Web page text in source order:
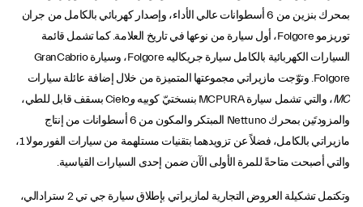
بمحرك بنزين من 6 أسطوانات عالي الأداء، وإصدار كهربائي بالكامل من جران
توريزمو Folgore، أول سيارة من نوعها في تاريخ العلامة. كما تشمل قائمة
السيارات الكهربائية بالكامل سيارة جريكاليه Folgore، وسيارة GranCabrio
Folgore. وتوّجت مازيراتي مجموعتها المتميزة من خلال إضافة عائلة سيارات
MC، والتي تشمل سيارة MCPURA بنسختيّ كوبيه و
Cielo بسقف قابل للطي،
والمزودتَين بمحرك Nettuno المبتكر والمكون من 6 أسطوانات من إنتاج
مازيراتي بالكامل، فضلاً عن تزويدهما بتقنيات مستلهمة من سيارات الفورمولا 1،
والتي أصبحت متاحةً للمرة الأولى الآن ضمن إحدى السيارات القياسية.
وتكتمل تشكيلة العروض التجارية لمازيراتي بإطلاق سيارة جي تي 2 سترادالي،